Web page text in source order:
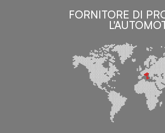
FORNITORE DI